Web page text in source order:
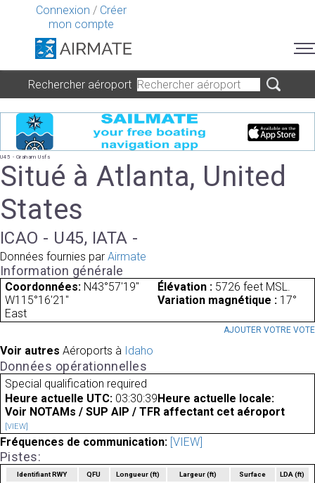
Connexion / Créer
mon compte
Rechercher aéroport
U45 - Graham Usfs
Situé à Atlanta, United
States
ICAO - U45, IATA -
Données fournies par Airmate
Information générale
Coordonnées: N43°57'19"
W115°16'21"
Élévation : 5726 feet MSL.
Variation magnétique : 17°
East
AJOUTER VOTRE VOTE
Voir autres Aéroports à Idaho
Données opérationnelles
Special qualification required
Heure actuelle UTC: 03:30:39 Heure actuelle locale:
Voir NOTAMs / SUP AIP / TFR affectant cet aéroport
[VIEW]
Fréquences de communication: [VIEW]
Pistes:
Identifiant RWY QFU Longueur(ft) Largeur(ft) Surface LDA(ft)